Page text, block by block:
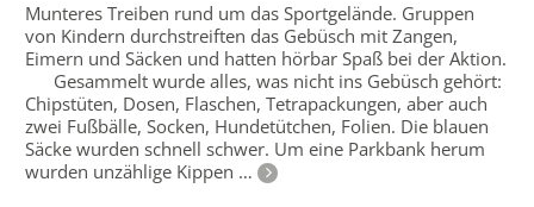
Munteres Treiben rund um das Sportgelände. Gruppen
von Kindern durchstreiften das Gebüsch mit Zangen,
Eimern und Säcken und hatten hörbar Spaß bei der Aktion.
Gesammelt wurde alles, was nicht ins Gebüsch gehört:
Chipstüten, Dosen, Flaschen, Tetrapackungen, aber auch
zwei Fußbälle, Socken, Hundetütchen, Folien. Die blauen
Säcke wurden schnell schwer. Um eine Parkbank herum
wurden unzählige Kippen …